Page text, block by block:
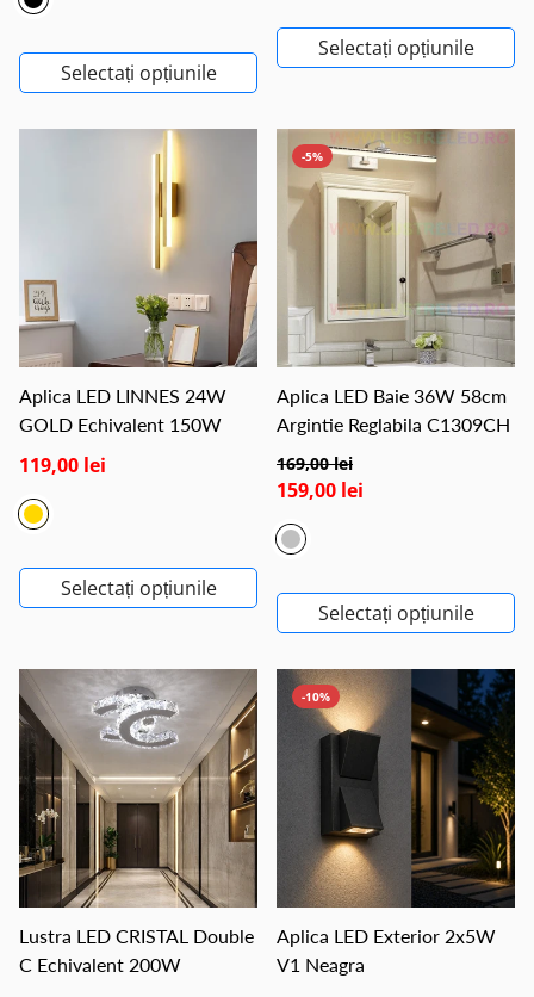
Selectați opțiunile
Selectați opțiunile
Aplica LED LINNES 24W
GOLD Echivalent 150W
119,00 lei
Selectați opțiunile
-5%
Aplica LED Baie 36W 58cm
Argintie Reglabila C1309CH
169,00 lei
159,00 lei
Selectați opțiunile
Lustra LED CRISTAL Double
C Echivalent 200W
-10%
Aplica LED Exterior 2x5W
V1 Neagra